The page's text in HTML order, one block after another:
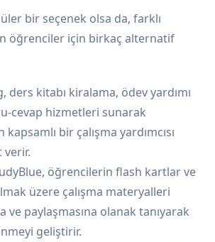
bir seçenek olsa da, farklı
öğrenciler için birkaç alternatif
ders kitabı kiralama, ödev yardımı
cevap hizmetleri sunarak
bir çalışma yardımcısı
verir.
öğrencilerin flash kartlar ve
üzere çalışma materyalleri
ve paylaşmasına olanak tanıyarak
geliştirir.